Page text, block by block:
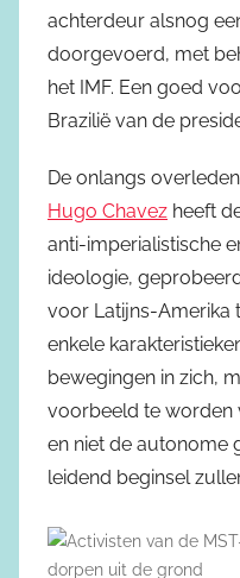
achterdeur alsnog
doorgevoerd, met
het IMF. Een goed
Brazilië van de
De onlangs
Hugo Chavez heeft
anti-imperialistische
ideologie,
voor Latijns-Amerika
enkele
bewegingen in zich,
voorbeeld te worden
en niet de autonome
leidend beginsel